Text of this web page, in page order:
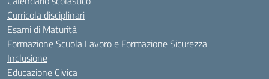
Curricola disciplinari
Esami di Maturità
Formazione Scuola Lavoro e Formazione Sicurezza
Inclusione
Educazione Civica